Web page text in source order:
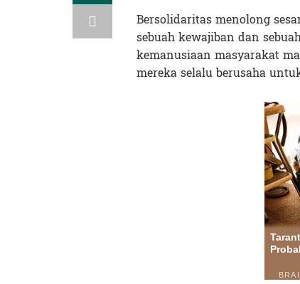
Bersolidaritas menolong
sebuah kewajiban dan
kemanusiaan masyarakat
mereka selalu berusaha